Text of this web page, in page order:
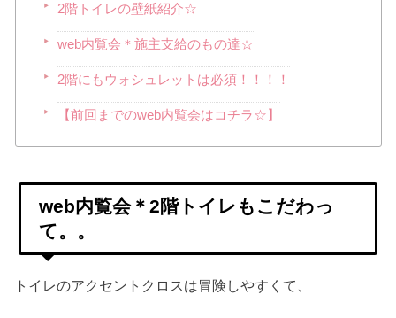
2階トイレの壁紙紹介☆
web内覧会＊施主支給のもの達☆
2階にもウォシュレットは必須！！！！
【前回までのweb内覧会はコチラ☆】
web内覧会＊2階トイレもこだわっ
て。。
トイレのアクセントクロスは冒険しやすくて、